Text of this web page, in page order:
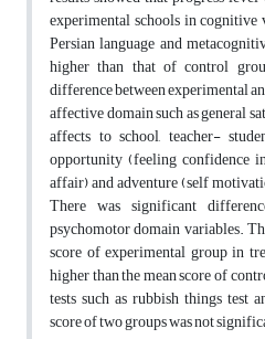
experimental schools in cognitive
Persian language and
higher than that of control
difference between experimental
affective domain such as general
affects to school, teacher-
opportunity (feeling confidence
affair) and adventure (self
There was significant
psychomotor domain variables.
score of experimental group in
higher than the mean score of
tests such as rubbish things test
score of two groups was not